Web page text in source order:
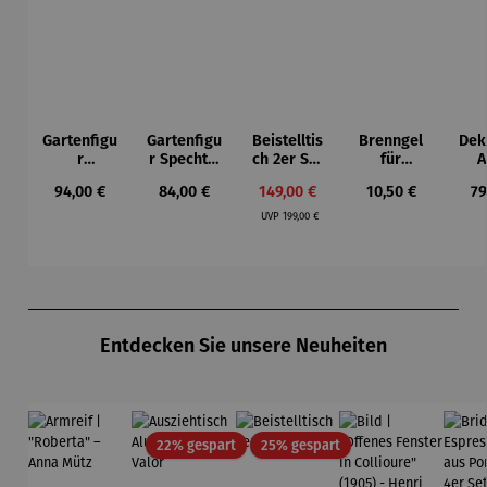
Gartenfigu
r
t Vogel -
Regulärer Preis:
94,00 €
Gartenfigu
r Specht -
Bhire
Regulärer Preis:
84,00 €
Beistelltis
ch 2er Set
Verkaufspreis:
149,00 €
UVP Regulärer Preis:
199,00 €
Brenngel
für
elle -
Regulärer Preis:
10,50 €
Entdecken Sie unsere Neuheiten
22% gespartRabatt25% gespartRabatt